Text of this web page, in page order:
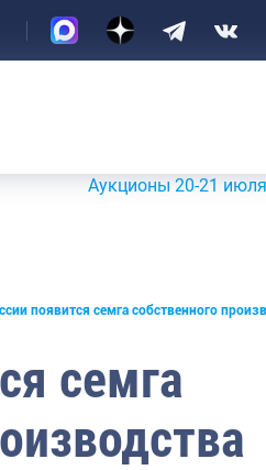
Аукционы 20-21 июля 2026 г.
появится семга собственного
семга